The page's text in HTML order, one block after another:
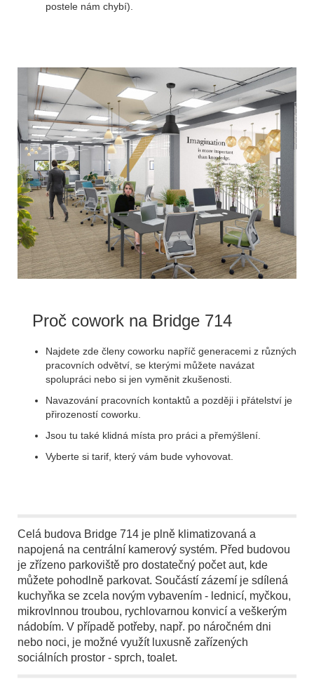
postele nám chybí).
Proč cowork na Bridge 714
Najdete zde členy coworku napříč generacemi z různých
pracovních odvětví, se kterými můžete navázat
spolupráci nebo si jen vyměnit zkušenosti.
Navazování pracovních kontaktů a později i přátelství je
přirozeností coworku.
Jsou tu také klidná místa pro práci a přemýšlení.
Vyberte si tarif, který vám bude vyhovovat.
Celá budova Bridge 714 je plně klimatizovaná a
napojená na centrální kamerový systém. Před budovou
je zřízeno parkoviště pro dostatečný počet aut, kde
můžete pohodlně parkovat. Součástí zázemí je sdílená
kuchyňka se zcela novým vybavením - lednicí, myčkou,
mikrovlnnou troubou, rychlovarnou konvicí a veškerým
nádobím. V případě potřeby, např. po náročném dni
nebo noci, je možné využít luxusně zařízených
sociálních prostor - sprch, toalet.